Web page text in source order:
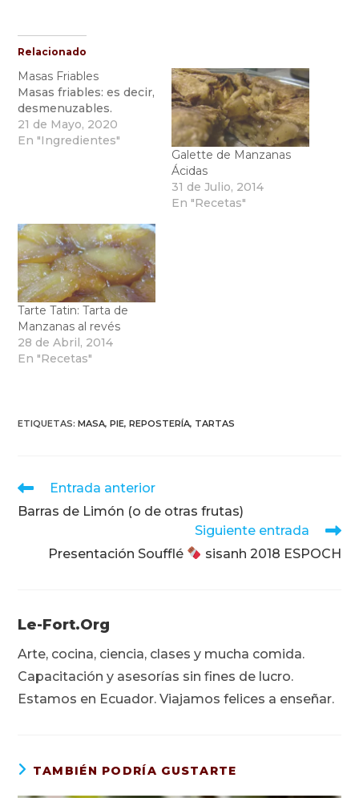
Relacionado
Masas Friables
Masas friables: es decir,
desmenuzables.
21 de Mayo, 2020
En "Ingredientes"
Galette de Manzanas
Ácidas
31 de Julio, 2014
En "Recetas"
Tarte Tatin: Tarta de
Manzanas al revés
28 de Abril, 2014
En "Recetas"
ETIQUETAS:MASA, PIE, REPOSTERÍA, TARTAS
Leer
artículos
Entrada anterior
Barras de Limón (o de otras frutas)
Siguiente entrada
Presentación Soufflé
sisanh 2018 ESPOCH
Le-Fort.org
Arte, cocina, ciencia, clases y mucha comida.
Capacitación y asesorías sin fines de lucro.
Estamos en Ecuador. Viajamos felices a enseñar.
TAMBIÉN PODRÍA GUSTARTE